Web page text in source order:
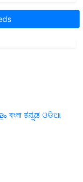
বাংলা ಕನ್ನಡ ଓଡିଆ